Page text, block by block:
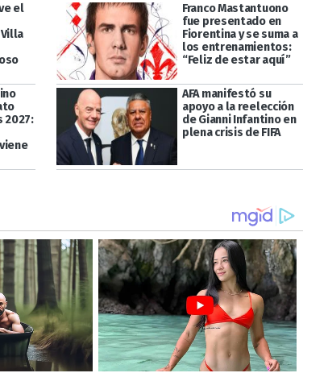
el
Franco Mastantuono
fue presentado en
Fiorentina y se suma a
los entrenamientos:
“Feliz de estar aquí”
2027:
AFA manifestó su
apoyo a la reelección
de Gianni Infantino en
plena crisis de FIFA